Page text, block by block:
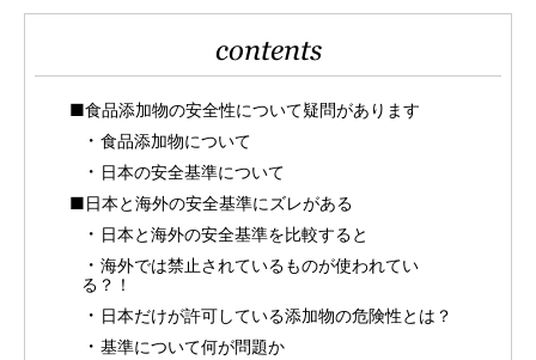
contents
■食品添加物の安全性について疑問があります
食品添加物について
日本の安全基準について
■日本と海外の安全基準にズレがある
日本と海外の安全基準を比較すると
海外では禁止されているものが使われてい
る？！
日本だけが許可している添加物の危険性とは？
基準について何が問題か